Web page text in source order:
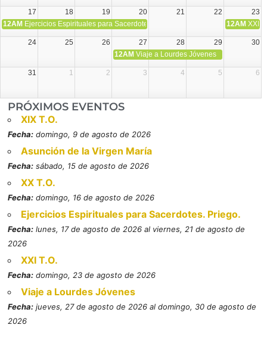
17 18 19 20 21 22
23
12AM Ejercicios Espirituales para Sacerdotes. Priego. 12AM XXI
24 25 26 27 28 29
30
12AM Viaje a Lourdes Jóvenes
31 1 2 3 4 5 6
PRÓXIMOS EVENTOS
XIX T.O.
Fecha: domingo, 9 de agosto de 2026
Asunción de la Virgen María
Fecha: sábado, 15 de agosto de 2026
XX T.O.
Fecha: domingo, 16 de agosto de 2026
Ejercicios Espirituales para Sacerdotes. Priego.
Fecha: lunes, 17 de agosto de 2026 al viernes, 21 de agosto de
2026
XXI T.O.
Fecha: domingo, 23 de agosto de 2026
Viaje a Lourdes Jóvenes
Fecha: jueves, 27 de agosto de 2026 al domingo, 30 de agosto de
2026